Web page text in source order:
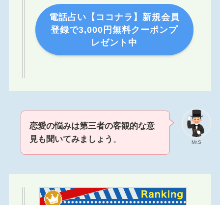
電話占い【ココナラ】新規会員
登録で3,000円無料クーポンプ
レゼント中
Mr.S
恋愛の悩みは第三者の客観的な意
見も聞いてみましょう 。